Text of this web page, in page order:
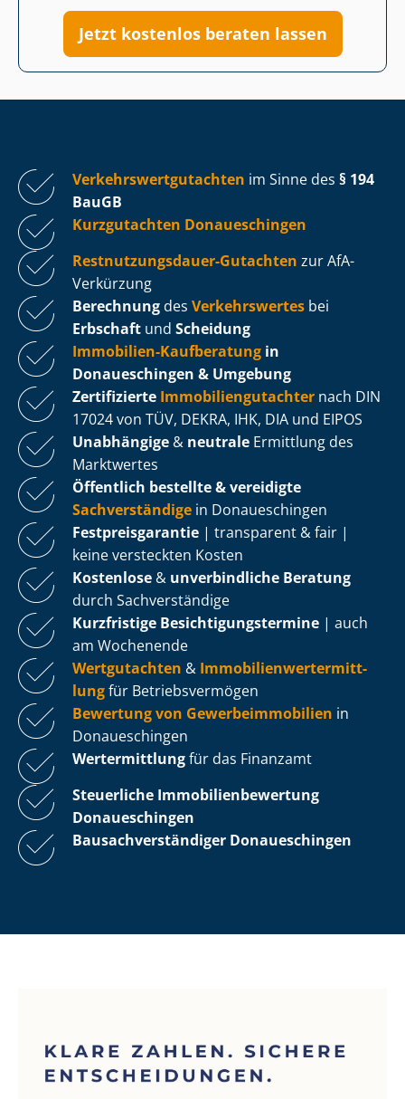
Jetzt kostenlos beraten lassen
Ver­kehrs­wert­gut­ach­ten im Sinne des § 194
BauGB
Kurzgutachten Donaueschingen
Rest­nut­zungs­dau­er-Gutachten zur AfA-
Verkürzung
Berechnung des Verkehrswertes bei
Erbschaft und Scheidung
Immobilien-Kaufberatung in
Donaueschingen & Umgebung
Zertifizierte Im­mo­bi­li­en­gut­ach­ter nach DIN
17024 von TÜV, DEKRA, IHK, DIA und EIPOS
Unabhängige & neutrale Ermittlung des
Marktwertes
Öffentlich bestellte & vereidigte
Sachverständige in Donaueschingen
Fest­preis­ga­ran­tie | transparent & fair |
keine versteckten Kosten
Kostenlose & unverbindliche Beratung
durch Sachverständige
Kurzfristige Be­sich­ti­gungs­ter­mi­ne | auch
am Wochenende
Wertgutachten & Im­mo­bi­li­en­wert­ermitt­
lungfür Be­triebs­ver­mö­gen
Bewertung von Ge­wer­be­im­mo­bi­li­en in
Donaueschingen
Wertermittlungfür das Finanzamt
Steuerliche Im­mo­bi­li­en­be­wer­tung
Donaueschingen
Bau­sach­ver­stän­di­ger Donaueschingen